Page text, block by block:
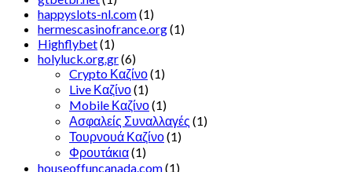
happyslots-nl.com(1)
hermescasinofrance.org(1)
Highflybet(1)
holyluck.org.gr(6)
Crypto Καζίνο(1)
Live Καζίνο(1)
Mobile Καζίνο(1)
Ασφαλείς Συναλλαγές (1)
Τουρνουά Καζίνο(1)
Φρουτάκια(1)
houseoffuncanada.com(1)